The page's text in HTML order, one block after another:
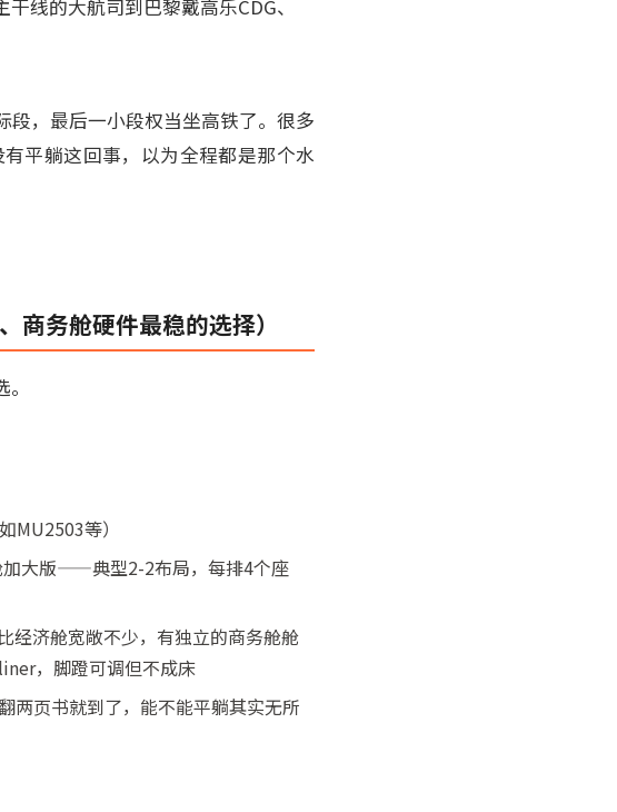
线的大航司到巴黎戴高乐CDG、
，最后一小段权当坐高铁了。很多
平躺这回事，以为全程都是那个水
务舱硬件最稳的选择）
等）
加大版——典型2-2布局，每排4个座
经济舱宽敞不少，有独立的商务舱舱
，脚蹬可调但不成床
两页书就到了，能不能平躺其实无所